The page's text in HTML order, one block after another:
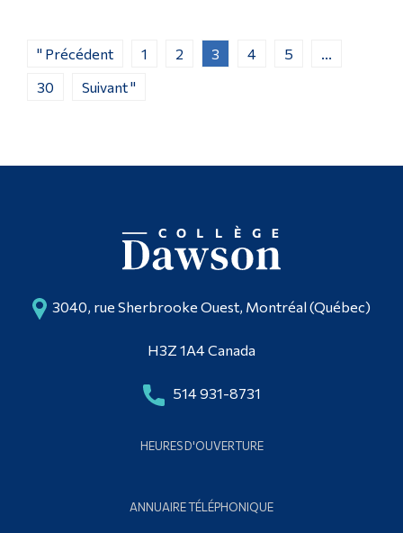
" Précédent 1 2 3 4 5
30
Suivant "
3040, rue Sherbrooke Ouest, Montréal (Québec)
H3Z 1A4 Canada
514 931-8731
HEURES D'OUVERTURE
ANNUAIRE TÉLÉPHONIQUE